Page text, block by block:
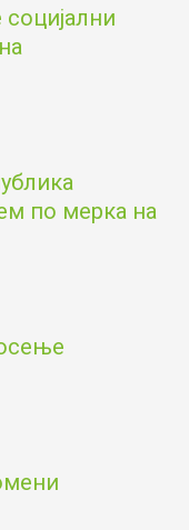
по мерка на